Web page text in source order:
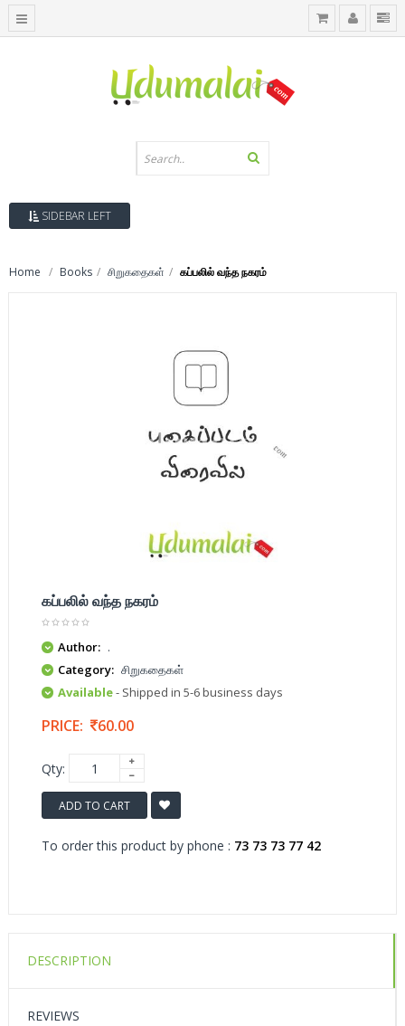
SIDEBAR LEFT
Home Books சிறுகதைகள் கப்பலில் வந்த நகரம்
கப்பலில் வந்த நகரம்
Author: .
Category: சிறுகதைகள்
Available- Shipped in 5-6 business days
PRICE: 60.00
Qty:
ADD TO CART
To order this product by phone : 73 73 73 77 42
DESCRIPTION
REVIEWS